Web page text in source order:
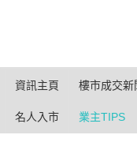
資訊主頁 樓市成交新
名人入市 業主TIPS